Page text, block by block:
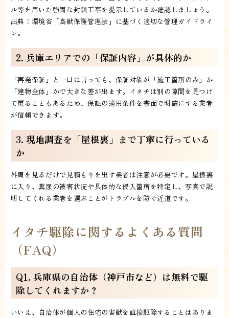
ル等を用いた強固な封鎖工事を提示しているか確認しましょう。
出典：環境省「鳥獣保護管理法」に基づく適切な管理ガイドライ
ン。
2. 兵庫エリアでの「保証内容」が具体的か
「再発保証」と一口に言っても、保証対象が「施工箇所のみ」か
「建物全体」かで大きな差が出ます。イタチは別の隙間を見つけ
て戻ることもあるため、保証の適用条件を書面で明確にする業者
が信頼できます。
3. 現地調査を「屋根裏」まで丁寧に行っている
か
外周を見るだけで見積もりを出す業者は注意が必要です。屋根裏
に入り、糞尿の被害状況や具体的な侵入箇所を特定し、写真で説
明してくれる業者を選ぶことがトラブルを防ぐ近道です。
イタチ駆除に関するよくある質問
（FAQ）
Q1. 兵庫県の自治体（神戸市など）は無料で駆
除してくれますか？
いいえ、自治体が個人の住宅の害獣を直接駆除することはありま